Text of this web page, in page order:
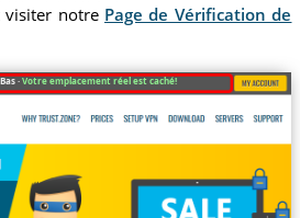
visiter notre Page de Vérification de
·Votre emplacement réel est caché!